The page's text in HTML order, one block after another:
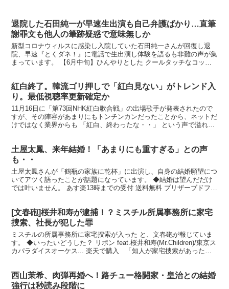
退院した石田純一が早速生出演も自己弁護ばかり…直筆
謝罪文も他人の筆跡疑惑で意味無しか
新型コロナウィルスに感染し入院していた石田純一さんが回復し退
院、早速『とくダネ！』に電話で生出演し体験を語るも非難の声が集
まっています。 【6月中旬】ひんやりとした クールタッチなコット
紅白終了。韓流ゴリ押しで「紅白見ない」がトレンド入
り。最低視聴率更新確定か
11月16日に「第73回NHK紅白歌合戦」の出場歌手が発表されたので
すが、その陣容があまりにもトンチンカンだったことから、ネットだ
けではなく業界からも 「紅白、終わったな・・」 という声で溢れ返
土屋太鳳、来年結婚！「あまりにも重すぎる」との声
も・・
土屋太鳳さんが「鶴瓶の家族に乾杯」に出演し、自身の結婚願望につ
いてアツく語ったことが話題になっています。 ◆結婚は望んだだけ
では叶いません。 あす楽13時までの受付 送料無料 プリザーブドフラ
[文春砲]桜井和寿が逮捕！？ミスチル所属事務所に家宅
捜索、社長が犯した罪
ミスチルの所属事務所に家宅捜索が入った と、文春砲が報じていま
す。 ◆いったいどうした？ リボン feat.桜井和寿(Mr.Children)/東京ス
カパラダイスオーケス... 楽天で購入 「知人が家宅捜索があった日
西山茉希、肉弾再婚へ！路チュー格闘家・皇治との結婚
強行は秒読み段階に